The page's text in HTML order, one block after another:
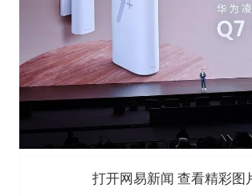
打开网易新闻 查看精彩图